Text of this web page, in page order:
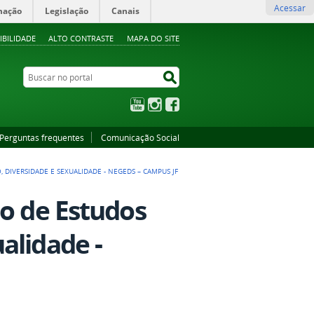
ALTO CONTRASTE MAPA DO SITE
Legislação Canais Acessar
Buscar no portal
YouTubeInstagram
Perguntas frequentes Comunicação Social
E SEXUALIDADE - NEGEDS – CAMPUS JF
de Estudos
-